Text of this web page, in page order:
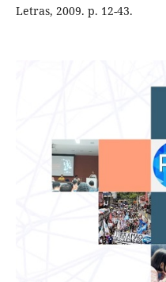
Letras, 2009. p. 12-43.